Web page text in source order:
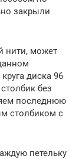
закрыли
нити, может
диска 96
без
последнюю
столбиком с
петельку